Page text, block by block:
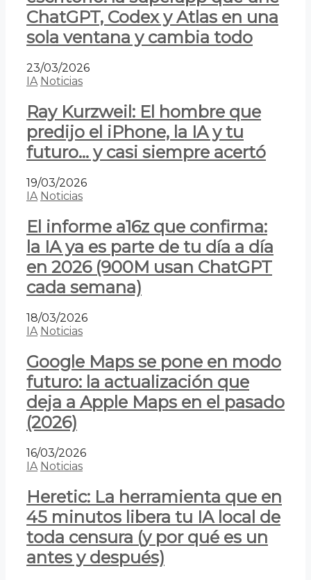
ChatGPT, Codex y Atlas en una
sola ventana y cambia todo
23/03/2026
IA Noticias
Ray Kurzweil: El hombre que
predijo el iPhone, la IA y tu
futuro… y casi siempre acertó
19/03/2026
IA Noticias
El informe a16z que confirma:
la IA ya es parte de tu día a día
en 2026 (900M usan ChatGPT
cada semana)
18/03/2026
IA Noticias
Google Maps se pone en modo
futuro: la actualización que
deja a Apple Maps en el pasado
(2026)
16/03/2026
IA Noticias
Heretic: La herramienta que en
45 minutos libera tu IA local de
toda censura (y por qué es un
antes y después)